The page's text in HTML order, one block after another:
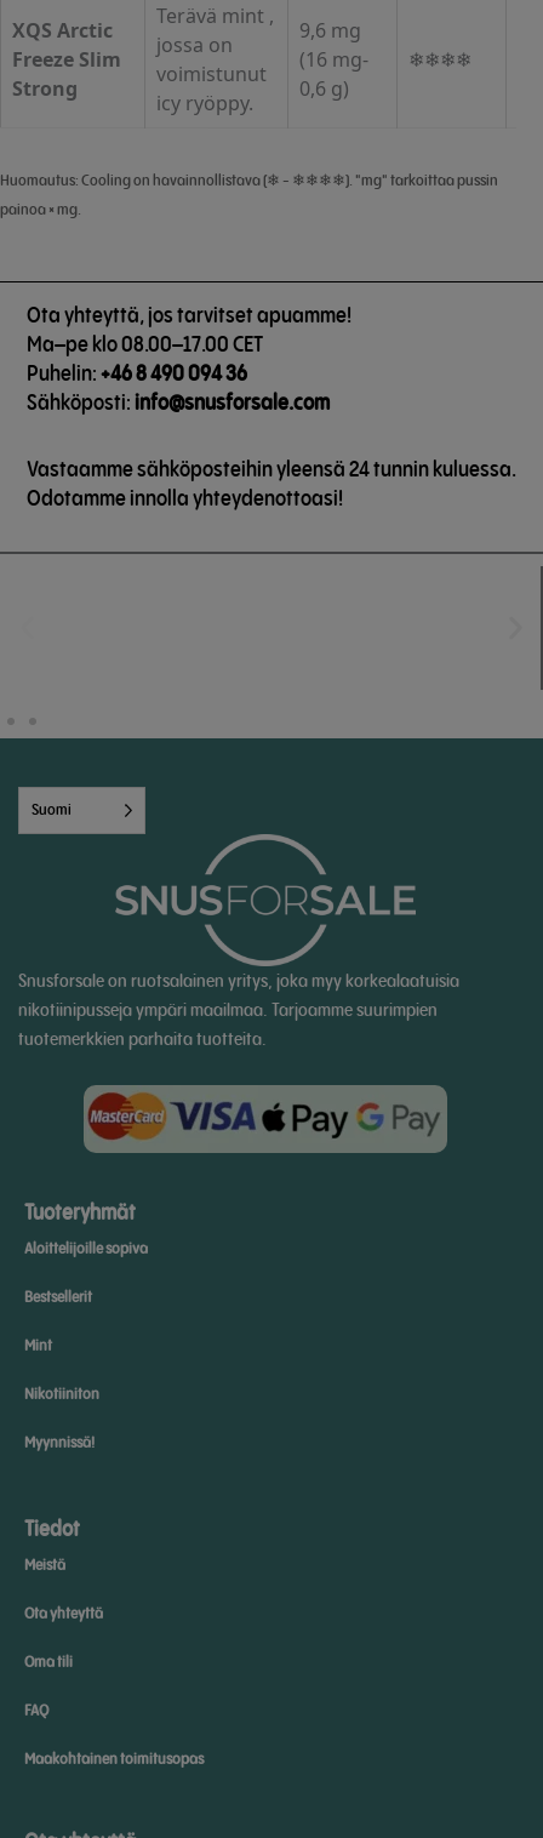
XQS Arctic
Freeze Slim
Strong
Terävä mint ,
jossa on
voimistunut
icy ryöppy.
9,6 mg
(16 mg-
0,6 g)
❄❄❄❄
Huomautus: Cooling on havainnollistava (❄ - ❄❄❄❄). "mg" tarkoittaa pussin
painoa × mg.
Ota yhteyttä, jos tarvitset apuamme!
Ma–pe klo 08.00–17.00 CET
Puhelin:+46 8 490 094 36
Sähköposti:info@snusforsale.com
Vastaamme sähköposteihin yleensä 24 tunnin kuluessa.
Odotamme innolla yhteydenottoasi!
Suomi
Snusforsale on ruotsalainen yritys, joka myy korkealaatuisia
nikotiinipusseja ympäri maailmaa. Tarjoamme suurimpien
tuotemerkkien parhaita tuotteita.
Tuoteryhmät
Aloittelijoille sopiva
Bestsellerit
Mint
Nikotiiniton
Myynnissä!
Tiedot
Meistä
Ota yhteyttä
Oma tili
FAQ
Maakohtainen toimitusopas